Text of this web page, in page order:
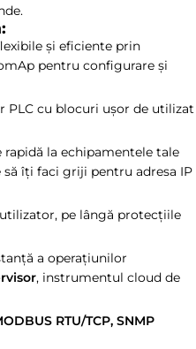
și eficiente prin
pentru configurare și
PLC cu blocuri ușor de utilizat
la echipamentele tale
îți faci griji pentru adresa IP
pe lângă protecțiile
a operațiunilor
, instrumentul cloud de
RTU/TCP, SNMP